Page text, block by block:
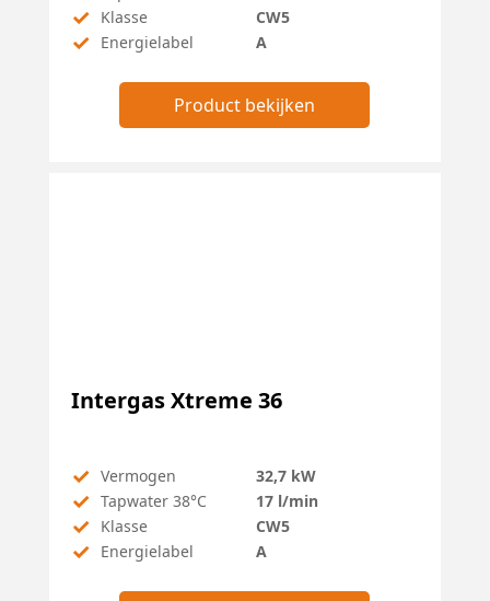
✓
✓
Klasse
Energielabel
CW5
A
Product bekijken
Intergas Xtreme 36
✓
✓
✓
✓
Vermogen
Tapwater 38°C
Klasse
Energielabel
32,7 kW
17 l/min
CW5
A